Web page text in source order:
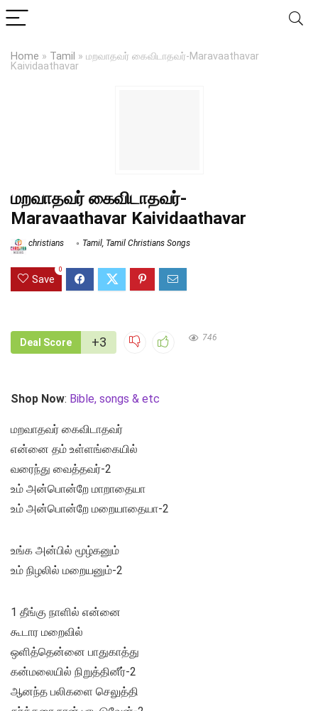
Home » Tamil » மறவாதவர் கைவிடாதவர்-Maravaathavar
Kaividaathavar
மறவாதவர் கைவிடாதவர்-
Maravaathavar Kaividaathavar
christians Tamil, Tamil Christians Songs
Save
0
Deal Score +3 746
Shop Now: Bible, songs & etc
மறவாதவர் கைவிடாதவர்
என்னை தம் உள்ளங்கையில்
வரைந்து வைத்தவர்-2
உம் அன்பொன்றே மாறாதையா
உம் அன்பொன்றே மறையாதையா-2
உங்க அன்பில் மூழ்கனும்
உம் நிழலில் மறையனும்-2
1 தீங்கு நாளில் என்னை
கூடார மறைவில்
ஒளித்தென்னை பாதுகாத்து
கன்மலையில் நிறுத்தினீர்-2
ஆனந்த பலிகளை செலுத்தி